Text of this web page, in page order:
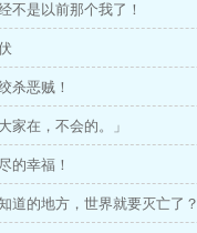
不是以前那个我了！
杀恶贼！
家在，不会的。」
的幸福！
道的地方，世界就要灭亡了？